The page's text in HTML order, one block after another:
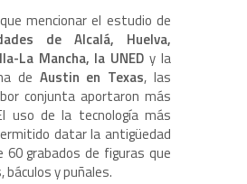
mencionar el estudio de
de Alcalá, Huelva,
La Mancha, la UNED y la
de Austin en Texas, las
conjunta aportaron más
uso de la tecnología más
datar la antigüedad
60 grabados de figuras que
báculos y puñales.